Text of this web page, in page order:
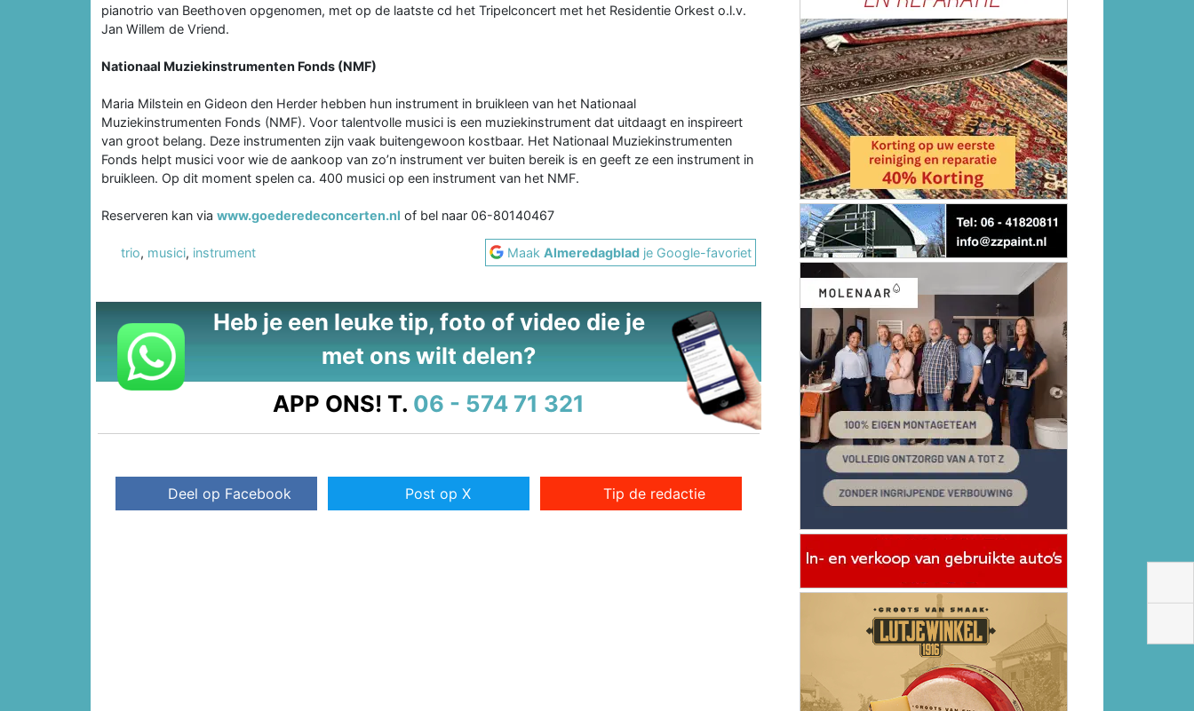
pianotrio van Beethoven opgenomen, met op de laatste cd het Tripelconcert met het Residentie Orkest o.l.v.
Jan Willem de Vriend.
Nationaal Muziekinstrumenten Fonds (NMF)
Maria Milstein en Gideon den Herder hebben hun instrument in bruikleen van het Nationaal
Muziekinstrumenten Fonds (NMF). Voor talentvolle musici is een muziekinstrument dat uitdaagt en inspireert
van groot belang. Deze instrumenten zijn vaak buitengewoon kostbaar. Het Nationaal Muziekinstrumenten
Fonds helpt musici voor wie de aankoop van zo’n instrument ver buiten bereik is en geeft ze een instrument in
bruikleen. Op dit moment spelen ca. 400 musici op een instrument van het NMF.
Reserveren kan via www.goederedeconcerten.nl of bel naar 06-80140467
trio, musici, instrument MaakAlmeredagblad je Google-favoriet
Heb je een leuke tip, foto of video die je
met ons wilt delen?
APP ONS! T. 06 - 574 71 321
Deel op Facebook Post op X Tip de redactie